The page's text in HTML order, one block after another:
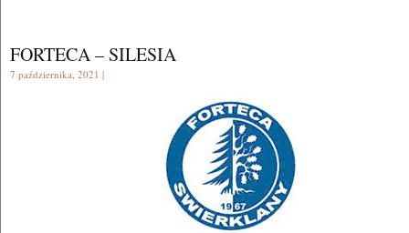
FORTECA – SILESIA
7 października, 2021 |